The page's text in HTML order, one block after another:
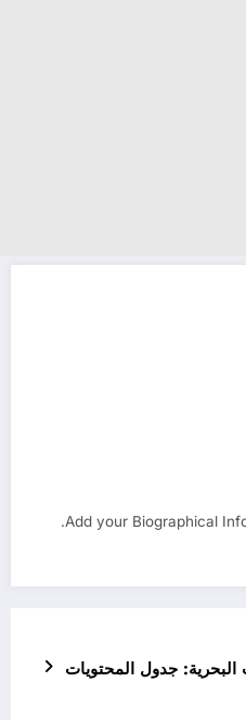
Add your Biographical
البحرية: جدول المحتويات